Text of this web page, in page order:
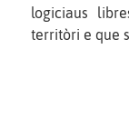
logiciaus
territòri e que